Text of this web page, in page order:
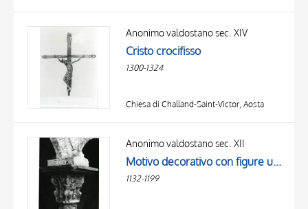
Anonimo valdostano sec. XIV
Cristo crocifisso
1300-1324
Chiesa di Challand-Saint-Victor, Aosta
Anonimo valdostano sec. XII
Motivo decorativo con figure umane
1132-1199